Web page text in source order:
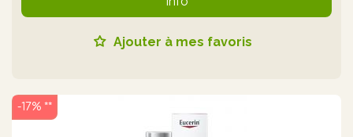
Ajouter à mes favoris
-17% **